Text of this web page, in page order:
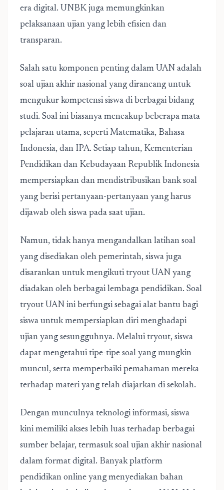
era digital. UNBK juga memungkinkan
pelaksanaan ujian yang lebih efisien dan
transparan.
Salah satu komponen penting dalam UAN adalah
soal ujian akhir nasional yang dirancang untuk
mengukur kompetensi siswa di berbagai bidang
studi. Soal ini biasanya mencakup beberapa mata
pelajaran utama, seperti Matematika, Bahasa
Indonesia, dan IPA. Setiap tahun, Kementerian
Pendidikan dan Kebudayaan Republik Indonesia
mempersiapkan dan mendistribusikan bank soal
yang berisi pertanyaan-pertanyaan yang harus
dijawab oleh siswa pada saat ujian.
Namun, tidak hanya mengandalkan latihan soal
yang disediakan oleh pemerintah, siswa juga
disarankan untuk mengikuti tryout UAN yang
diadakan oleh berbagai lembaga pendidikan. Soal
tryout UAN ini berfungsi sebagai alat bantu bagi
siswa untuk mempersiapkan diri menghadapi
ujian yang sesungguhnya. Melalui tryout, siswa
dapat mengetahui tipe-tipe soal yang mungkin
muncul, serta memperbaiki pemahaman mereka
terhadap materi yang telah diajarkan di sekolah.
Dengan munculnya teknologi informasi, siswa
kini memiliki akses lebih luas terhadap berbagai
sumber belajar, termasuk soal ujian akhir nasional
dalam format digital. Banyak platform
pendidikan online yang menyediakan bahan